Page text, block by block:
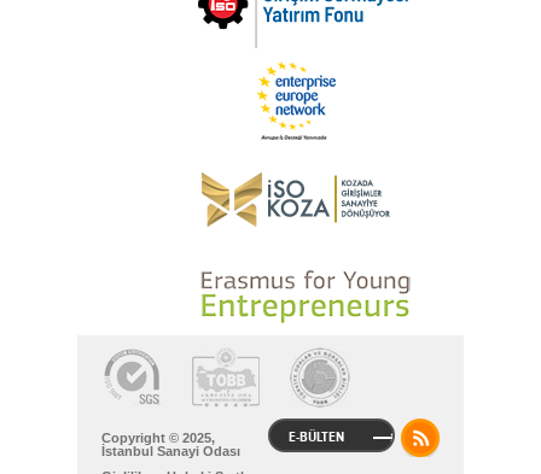
E-BÜLTEN
Copyright © 2025,
İstanbul Sanayi Odası